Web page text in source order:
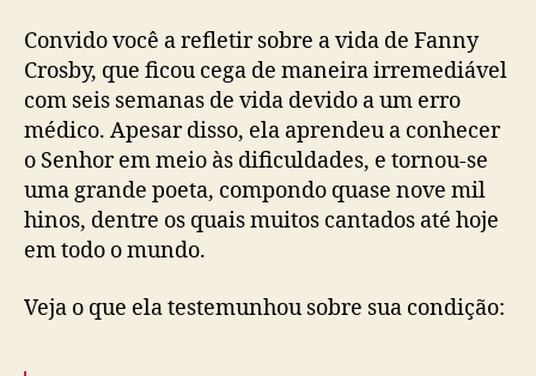
Convido você a refletir sobre a vida de Fanny
Crosby, que ficou cega de maneira irremediável
com seis semanas de vida devido a um erro
médico. Apesar disso, ela aprendeu a conhecer
o Senhor em meio às dificuldades, e tornou-se
uma grande poeta, compondo quase nove mil
hinos, dentre os quais muitos cantados até hoje
em todo o mundo.
Veja o que ela testemunhou sobre sua condição: